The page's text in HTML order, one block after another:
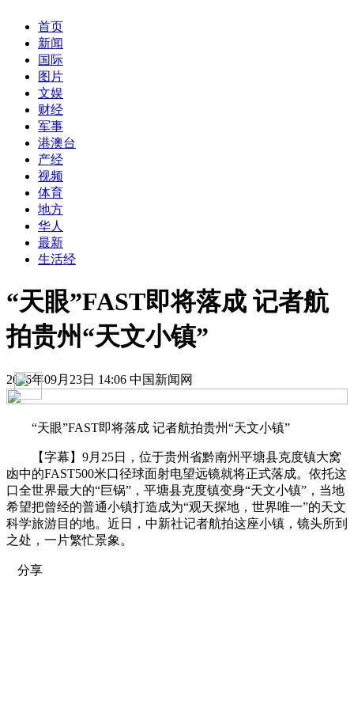
首页
新闻
国际
图片
文娱
财经
军事
港澳台
产经
视频
体育
地方
华人
最新
生活经
“天眼”FAST即将落成 记者航
拍贵州“天文小镇”
2016年09月23日 14:06 中国新闻网
“天眼”FAST即将落成 记者航拍贵州“天文小镇”
【字幕】9月25日，位于贵州省黔南州平塘县克度镇大窝
凼中的FAST500米口径球面射电望远镜就将正式落成。依托这
口全世界最大的“巨锅”，平塘县克度镇变身“天文小镇”，当地
希望把曾经的普通小镇打造成为“观天探地，世界唯一”的天文
科学旅游目的地。近日，中新社记者航拍这座小镇，镜头所到
之处，一片繁忙景象。
分享